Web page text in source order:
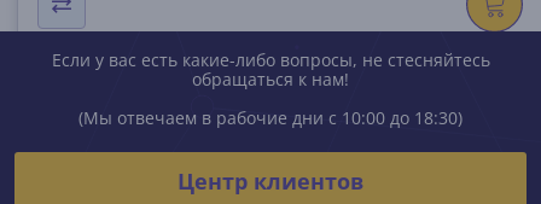
Если у вас есть какие-либо вопросы, не стесняйтесь
обращаться к нам!
(Мы отвечаем в рабочие дни с 10:00 до 18:30)
Центр клиентов